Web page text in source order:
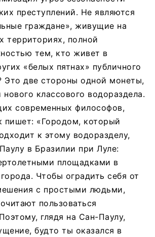
преступлений. Не являются
граждане», живущие на
территориях, полной
тем, кто живет в
«белых пятнах» публичного
Это две стороны одной монеты,
классового водораздела.
современных философов,
«Городом, который
к этому водоразделу,
в Бразилии при Луле:
площадками в
Чтобы оградить себя от
с простыми людьми,
пользоваться
глядя на Сан-Паулу,
будто ты оказался в